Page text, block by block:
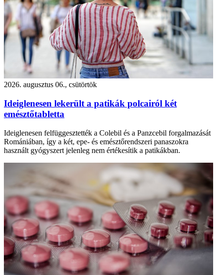
2026. augusztus 06., csütörtök
Ideiglenesen lekerült a patikák polcairól két
emésztőtabletta
Ideiglenesen felfüggesztették a Colebil és a Panzcebil forgalmazását
Romániában, így a két, epe- és emésztőrendszeri panaszokra
használt gyógyszert jelenleg nem értékesítik a patikákban.